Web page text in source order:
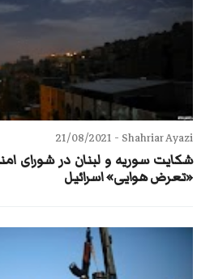
Shahriar Ayazi -
21/08/2021
شکایت سوریه و لبنان در شورای
«تعرض هوایی» اسرائیل